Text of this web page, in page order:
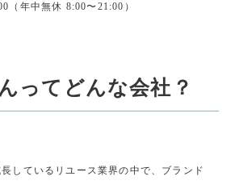
（年中無休 8:00〜21:00）
ってどんな会社？
しているリユース業界の中で、ブランド